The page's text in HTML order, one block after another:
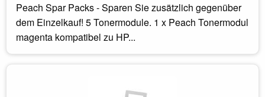
Peach Spar Packs - Sparen Sie zusätzlich gegenüber
dem Einzelkauf! 5 Tonermodule. 1 x Peach Tonermodul
magenta kompatibel zu HP...